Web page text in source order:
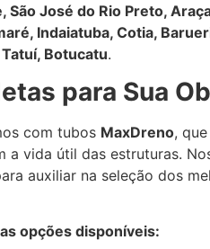
São José do Rio Preto,
Indaiatuba, Cotia,
Botucatu.
para Sua
com tubos MaxDreno,
a vida útil das estruturas.
auxiliar na seleção dos
opções disponíveis: